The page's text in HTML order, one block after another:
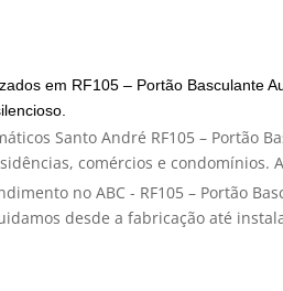
em RF105 – Portão Basculante
Santo André RF105 – Portão
comércios e condomínios.
no ABC - RF105 – Portão
desde a fabricação até